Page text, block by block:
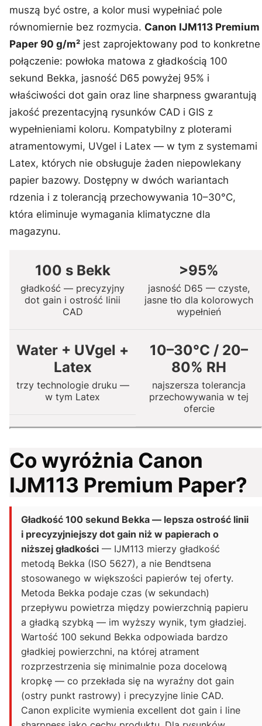
muszą być ostre, a kolor musi wypełniać pole
równomiernie bez rozmycia. Canon IJM113 Premium
Paper 90 g/m² jest zaprojektowany pod to konkretne
połączenie: powłoka matowa z gładkością 100
sekund Bekka, jasność D65 powyżej 95% i
właściwości dot gain oraz line sharpness gwarantują
jakość prezentacyjną rysunków CAD i GIS z
wypełnieniami koloru. Kompatybilny z ploterami
atramentowymi, UVgel i Latex — w tym z systemami
Latex, których nie obsługuje żaden niepowlekany
papier bazowy. Dostępny w dwóch wariantach
rdzenia i z tolerancją przechowywania 10–30°C,
która eliminuje wymagania klimatyczne dla
magazynu.
100 s Bekk
gładkość — precyzyjny
dot gain i ostrość linii
CAD
>95%
jasność D65 — czyste,
jasne tło dla kolorowych
wypełnień
Water + UVgel +
Latex
trzy technologie druku —
w tym Latex
10–30°C / 20–
80% RH
najszersza tolerancja
przechowywania w tej
ofercie
Co wyróżnia Canon
IJM113 Premium Paper?
Gładkość 100 sekund Bekka — lepsza ostrość linii
i precyzyjniejszy dot gain niż w papierach o
niższej gładkości — IJM113 mierzy gładkość
metodą Bekka (ISO 5627), a nie Bendtsena
stosowanego w większości papierów tej oferty.
Metoda Bekka podaje czas (w sekundach)
przepływu powietrza między powierzchnią papieru
a gładką szybką — im wyższy wynik, tym gładziej.
Wartość 100 sekund Bekka odpowiada bardzo
gładkiej powierzchni, na której atrament
rozprzestrzenia się minimalnie poza docelową
kropkę — co przekłada się na wyraźny dot gain
(ostry punkt rastrowy) i precyzyjne linie CAD.
Canon explicite wymienia excellent dot gain i line